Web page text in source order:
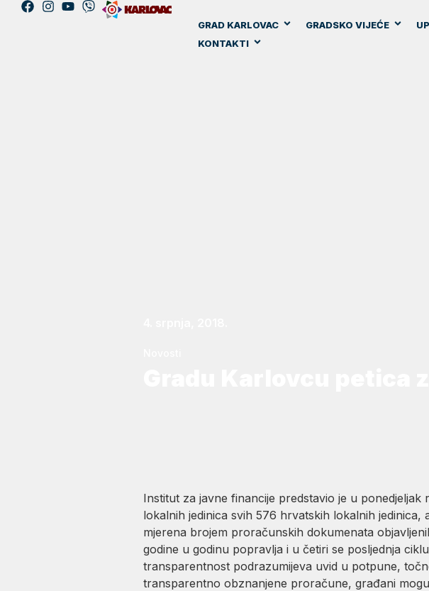
GRAD KARLOVAC GRADSKO VIJEĆE
KONTAKTI
Institut za javne financije predstavio je u
lokalnih jedinica svih 576 hrvatskih lokalnih
mjerena brojem proračunskih dokumenata
godine u godinu popravlja i u četiri se posljednja
transparentnost podrazumijeva uvid u potpune,
transparentno obznanjene proračune, građani